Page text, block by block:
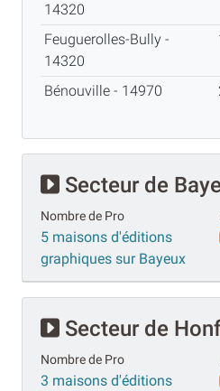
14320
Feuguerolles-Bully -
14320
Bénouville - 14970
Secteur de
Nombre de Pro
5 maisons d'éditions
graphiques sur Bayeux
Secteur de
Nombre de Pro
3 maisons d'éditions